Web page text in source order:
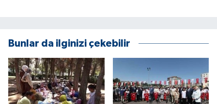
Bunlar da ilginizi çekebilir